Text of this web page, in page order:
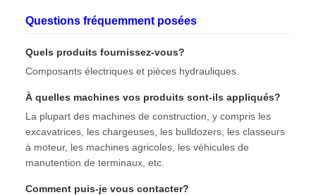
Questions fréquemment posées
Quels produits fournissez-vous?
Composants électriques et pièces hydrauliques.
À quelles machines vos produits sont-ils appliqués?
La plupart des machines de construction, y compris les
excavatrices, les chargeuses, les bulldozers, les classeurs
à moteur, les machines agricoles, les véhicules de
manutention de terminaux, etc.
Comment puis-je vous contacter?